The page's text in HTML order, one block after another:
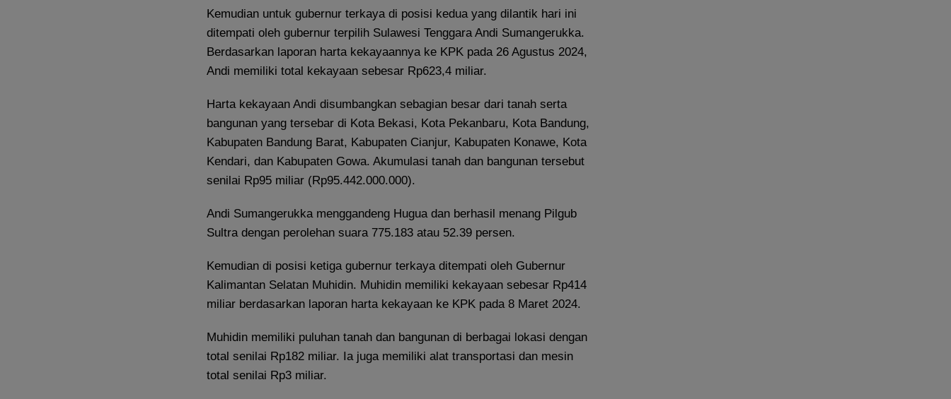
Kemudian untuk gubernur terkaya di posisi kedua yang dilantik hari ini
ditempati oleh gubernur terpilih Sulawesi Tenggara Andi Sumangerukka.
Berdasarkan laporan harta kekayaannya ke KPK pada 26 Agustus 2024,
Andi memiliki total kekayaan sebesar Rp623,4 miliar.
Harta kekayaan Andi disumbangkan sebagian besar dari tanah serta
bangunan yang tersebar di Kota Bekasi, Kota Pekanbaru, Kota Bandung,
Kabupaten Bandung Barat, Kabupaten Cianjur, Kabupaten Konawe, Kota
Kendari, dan Kabupaten Gowa. Akumulasi tanah dan bangunan tersebut
senilai Rp95 miliar (Rp95.442.000.000).
Andi Sumangerukka menggandeng Hugua dan berhasil menang Pilgub
Sultra dengan perolehan suara 775.183 atau 52.39 persen.
Kemudian di posisi ketiga gubernur terkaya ditempati oleh Gubernur
Kalimantan Selatan Muhidin. Muhidin memiliki kekayaan sebesar Rp414
miliar berdasarkan laporan harta kekayaan ke KPK pada 8 Maret 2024.
Muhidin memiliki puluhan tanah dan bangunan di berbagai lokasi dengan
total senilai Rp182 miliar. Ia juga memiliki alat transportasi dan mesin
total senilai Rp3 miliar.